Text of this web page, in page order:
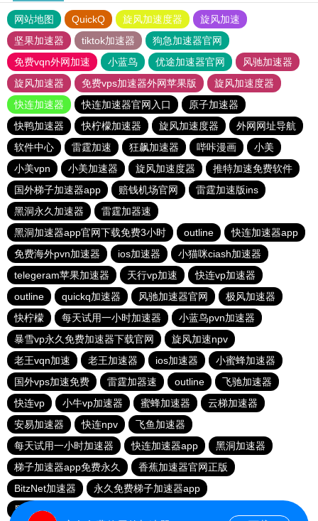
网站地图 QuickQ 旋风加速度器
旋风加速
坚果加速器
tiktok加速器
狗急加速器官网
免费vqn外网加速
小蓝鸟 优途加速器官网
风驰加速器
旋风加速器
免费vps加速器外网苹果版
旋风加速度器
快连加速器
快连加速器官网入口
原子加速器
快鸭加速器
快柠檬加速器 旋风加速度器
外网网址导航
软件中心
雷霆加速 狂飙加速器 哔咔漫画
小美
小美vpn
小美加速器 旋风加速度器
推特加速免费软件
国外梯子加速器app
赔钱机场官网
雷霆加速版ins
黑洞永久加速器
雷霆加器速
黑洞加速器app官网下载免费3小时
outline
快连加速器app
免费海外pvn加速器
ios加速器
小猫咪ciash加速器
telegeram苹果加速器
天行vp加速
快连vp加速器
outline
quickq加速器 风驰加速器官网
极风加速器
快柠檬
每天试用一小时加速器
小蓝鸟pvn加速器
暴雪vp永久免费加速器下载官网
旋风加速npv
老王vqn加速
老王加速器 ios加速器
小蜜蜂加速器
国外vps加速免费
雷霆加器速 outline
飞驰加速器
快连vp
小牛vp加速器 蜜蜂加速器
云梯加速器
安易加速器
快连npv
飞鱼加速器
每天试用一小时加速器
快连加速器app
黑洞加速器
梯子加速器app免费永久
香蕉加速器官网正版
BitzNet加速器
永久免费梯子加速器app
黑洞海外npv加速梯子